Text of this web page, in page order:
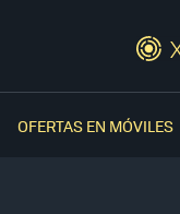
OFERTAS EN MÓVILES